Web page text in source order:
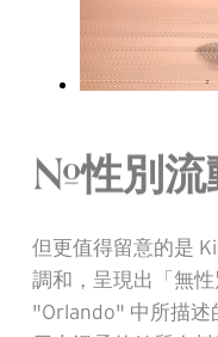
#性別流
但更值得留意的是
調和，呈現出「無
"Orlando" 中所描述